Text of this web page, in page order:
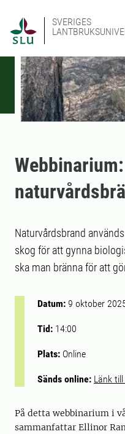
SVERIGES
Naturvårdsbrand
skog för att gynna
ska man bränna för att
Datum: 9 oktober
Tid: 14:00
Plats: Online
Sänds online: Länk
På detta webbinarium i
sammanfattar Ellinor